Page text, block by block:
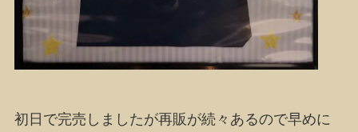
初日で完売しましたが再販が続々あるので早めに